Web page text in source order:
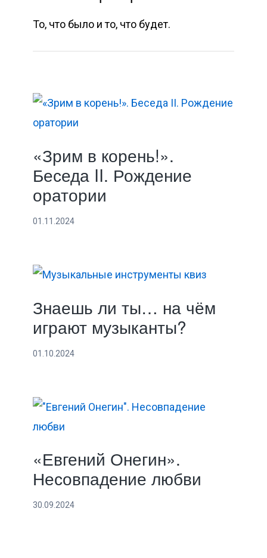
То, что было и то, что будет.
«Зрим в корень!».
Беседа II. Рождение
оратории
01.11.2024
Знаешь ли ты… на чём
играют музыканты?
01.10.2024
«Евгений Онегин».
Несовпадение любви
30.09.2024